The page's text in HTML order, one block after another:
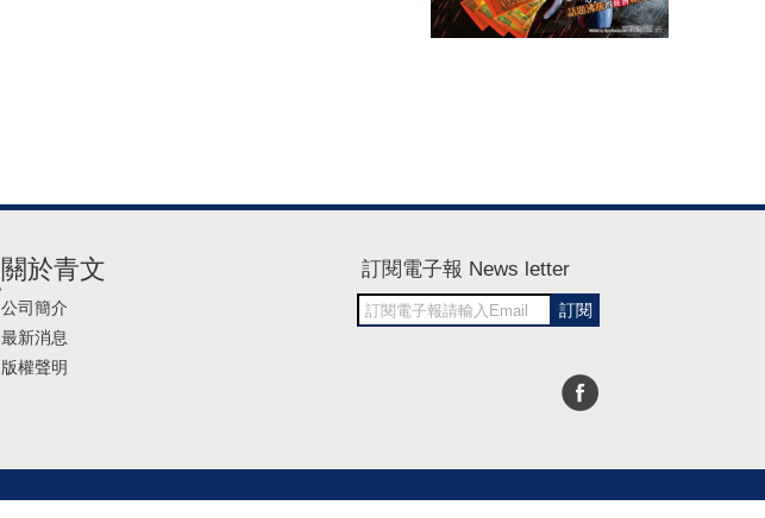
關於青文
公司簡介
最新消息
版權聲明
訂閱電子報 News letter
訂閱